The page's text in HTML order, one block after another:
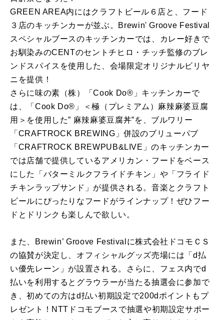
GREEN AREA内にはクラフトビール６店と、フード
３店のキッチンカーが並ぶ。Brewin' Groove Festival
スペシャルブースのキッチンカーでは、カレー好きで
お馴染みのCENTのセントチヒロ・チッチ監修のブレ
ンドスパイスを使用した、会場限定オリジナルビリヤ
ニを提供！
さらに味の素（株）「Cook Do®」キッチンカーで
は、「Cook Do®」＜極（プレミアム）麻辣麻婆豆腐
用＞を使用した” 麻辣麻婆豆腐丼”を、ブルワリー
「CRAFTROCK BREWING」併設のブリューパブ
「CRAFTROCK BREWPUB&LIVE」のキッチンカー
では店舗で提供しているアメリカン・フードをベース
にした「バターミルクフライドチキン」や「フライド
チキンラップサンド」が提供される。音楽とクラフト
ビールにぴったりなフードがラインナップ！ぜひフー
ドとドリンクも楽しんで欲しい。
また、Brewin’ Groove Festivalに株式会社ドコモＣＳ
の協賛が決定し、オフィシャルグッズ売場には「d払
い優先レーン」が設置される。さらに、フェス内でd
払いを利用するとグラウラーが当たる抽選会に参加で
き、初めての方はd払い初期設定で200dポイントもプ
レゼント！NTTドコモブースで抽選や初期設定サポー